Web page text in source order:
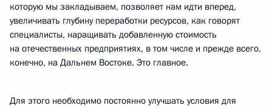
которую мы закладываем, позволяет нам идти вперед,
увеличивать глубину переработки ресурсов, как говорят
специалисты, наращивать добавленную стоимость
на отечественных предприятиях, в том числе и прежде всего,
конечно, на Дальнем Востоке. Это главное.
Для этого необходимо постоянно улучшать условия для